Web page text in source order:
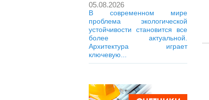
05.08.2026
В современном мире
проблема экологической
устойчивости становится все
более актуальной.
Архитектура играет
ключевую...